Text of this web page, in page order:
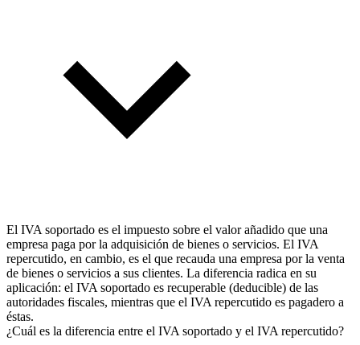
El IVA soportado es el impuesto sobre el valor añadido que una
empresa paga por la adquisición de bienes o servicios. El IVA
repercutido, en cambio, es el que recauda una empresa por la venta
de bienes o servicios a sus clientes. La diferencia radica en su
aplicación: el IVA soportado es recuperable (deducible) de las
autoridades fiscales, mientras que el IVA repercutido es pagadero a
éstas.
¿Cuál es la diferencia entre el IVA soportado y el IVA repercutido?